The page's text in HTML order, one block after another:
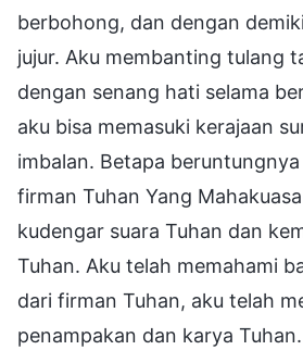
berbohong, dan dengan
jujur. Aku membanting tulang
dengan senang hati selama
aku bisa memasuki kerajaan
imbalan. Betapa
firman Tuhan Yang
kudengar suara Tuhan dan
Tuhan. Aku telah memahami
dari firman Tuhan, aku telah
penampakan dan karya Tuhan.